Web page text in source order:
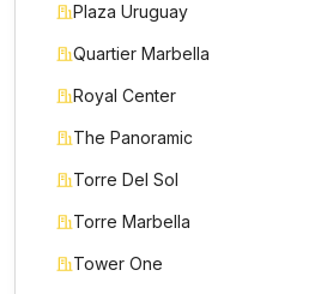
Plaza Uruguay
Quartier Marbella
Royal Center
The Panoramic
Torre Del Sol
Torre Marbella
Tower One